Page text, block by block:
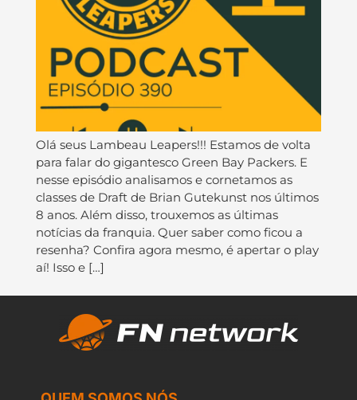
Olá seus Lambeau Leapers!!! Estamos de volta
para falar do gigantesco Green Bay Packers. E
nesse episódio analisamos e cornetamos as
classes de Draft de Brian Gutekunst nos últimos
8 anos. Além disso, trouxemos as últimas
notícias da franquia. Quer saber como ficou a
resenha? Confira agora mesmo, é apertar o play
aí! Isso e […]